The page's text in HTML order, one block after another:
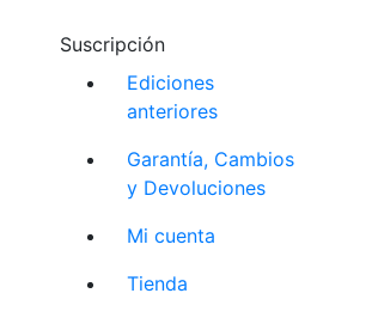
Suscripción
Ediciones
anteriores
Garantía, Cambios
y Devoluciones
Mi cuenta
Tienda